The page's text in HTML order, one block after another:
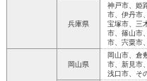
兵庫県
神戸市、姫
市、伊丹市
宝塚市、三
市、篠山市
市、宍粟市
岡山県
岡山市、倉
市、新見市
浅口市、そ